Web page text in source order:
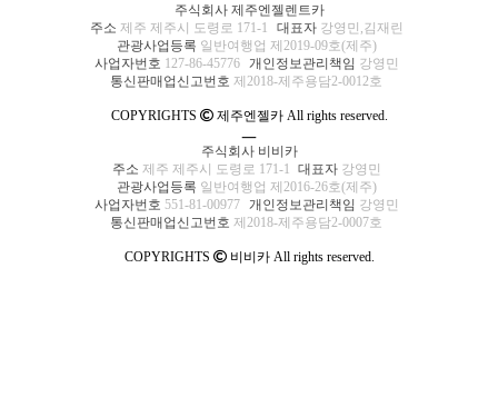
주식회사 제주엔젤렌트카
주소 제주 제주시 도령로 171-1 대표자 강영민,김재린
관광사업등록 일반여행업 제2019-09호(제주)
사업자번호 127-86-45776 개인정보관리책임 강영민
통신판매업신고번호 제2018-제주용담2-0012호
COPYRIGHTS 제주엔젤카 All rights reserved.
ㅡ
주식회사 비비카
주소 제주 제주시 도령로 171-1 대표자 강영민
관광사업등록 일반여행업 제2016-26호(제주)
사업자번호 551-81-00977 개인정보관리책임 강영민
통신판매업신고번호 제2018-제주용담2-0007호
COPYRIGHTS 비비카 All rights reserved.